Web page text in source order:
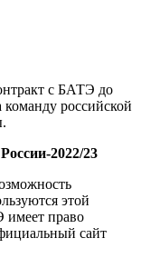
с БАТЭ до
команду российской
2022/23
этой
имеет право
сайт